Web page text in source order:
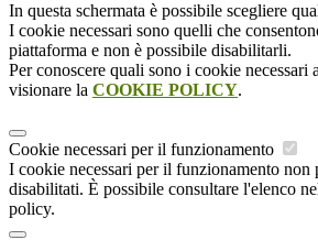
In questa schermata è possibile scegliere
I cookie necessari sono quelli che
piattaforma e non è possibile disabilitarli.
Per conoscere quali sono i cookie necessari
visionare la COOKIE POLICY.
Cookie necessari per il funzionamento
I cookie necessari per il funzionamento non
disabilitati. È possibile consultare l'elenco
policy.